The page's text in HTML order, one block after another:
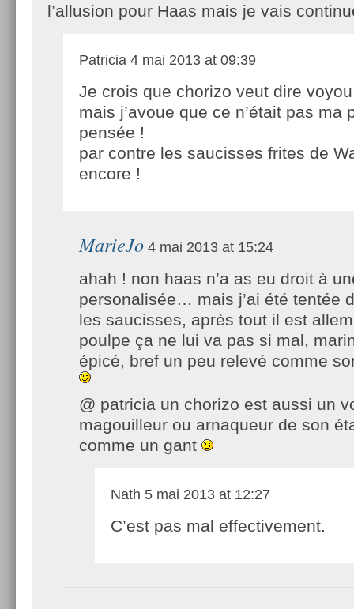
l’allusion pour Haas mais je vais
Patricia 4 mai 2013 at 09:39
Je crois que chorizo veut dire
mais j’avoue que ce n’était pas ma
pensée !
par contre les saucisses frites de
encore !
MarieJo 4 mai 2013 at 15:24
ahah ! non haas n’a as eu droit à
personalisée… mais j’ai été tentée
les saucisses, après tout il est
poulpe ça ne lui va pas si mal,
épicé, bref un peu relevé comme
@ patricia un chorizo est aussi un
magouilleur ou arnaqueur de son
comme un gant
Nath 5 mai 2013 at 12:27
C’est pas mal effectivement.